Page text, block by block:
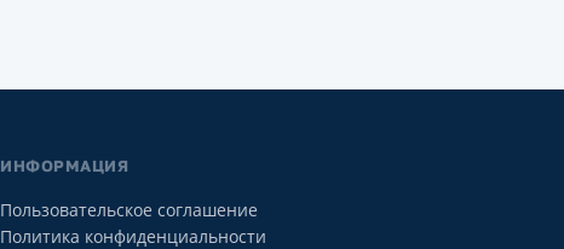
ИНФОРМАЦИЯ
Пользовательское соглашение
Политика конфиденциальности